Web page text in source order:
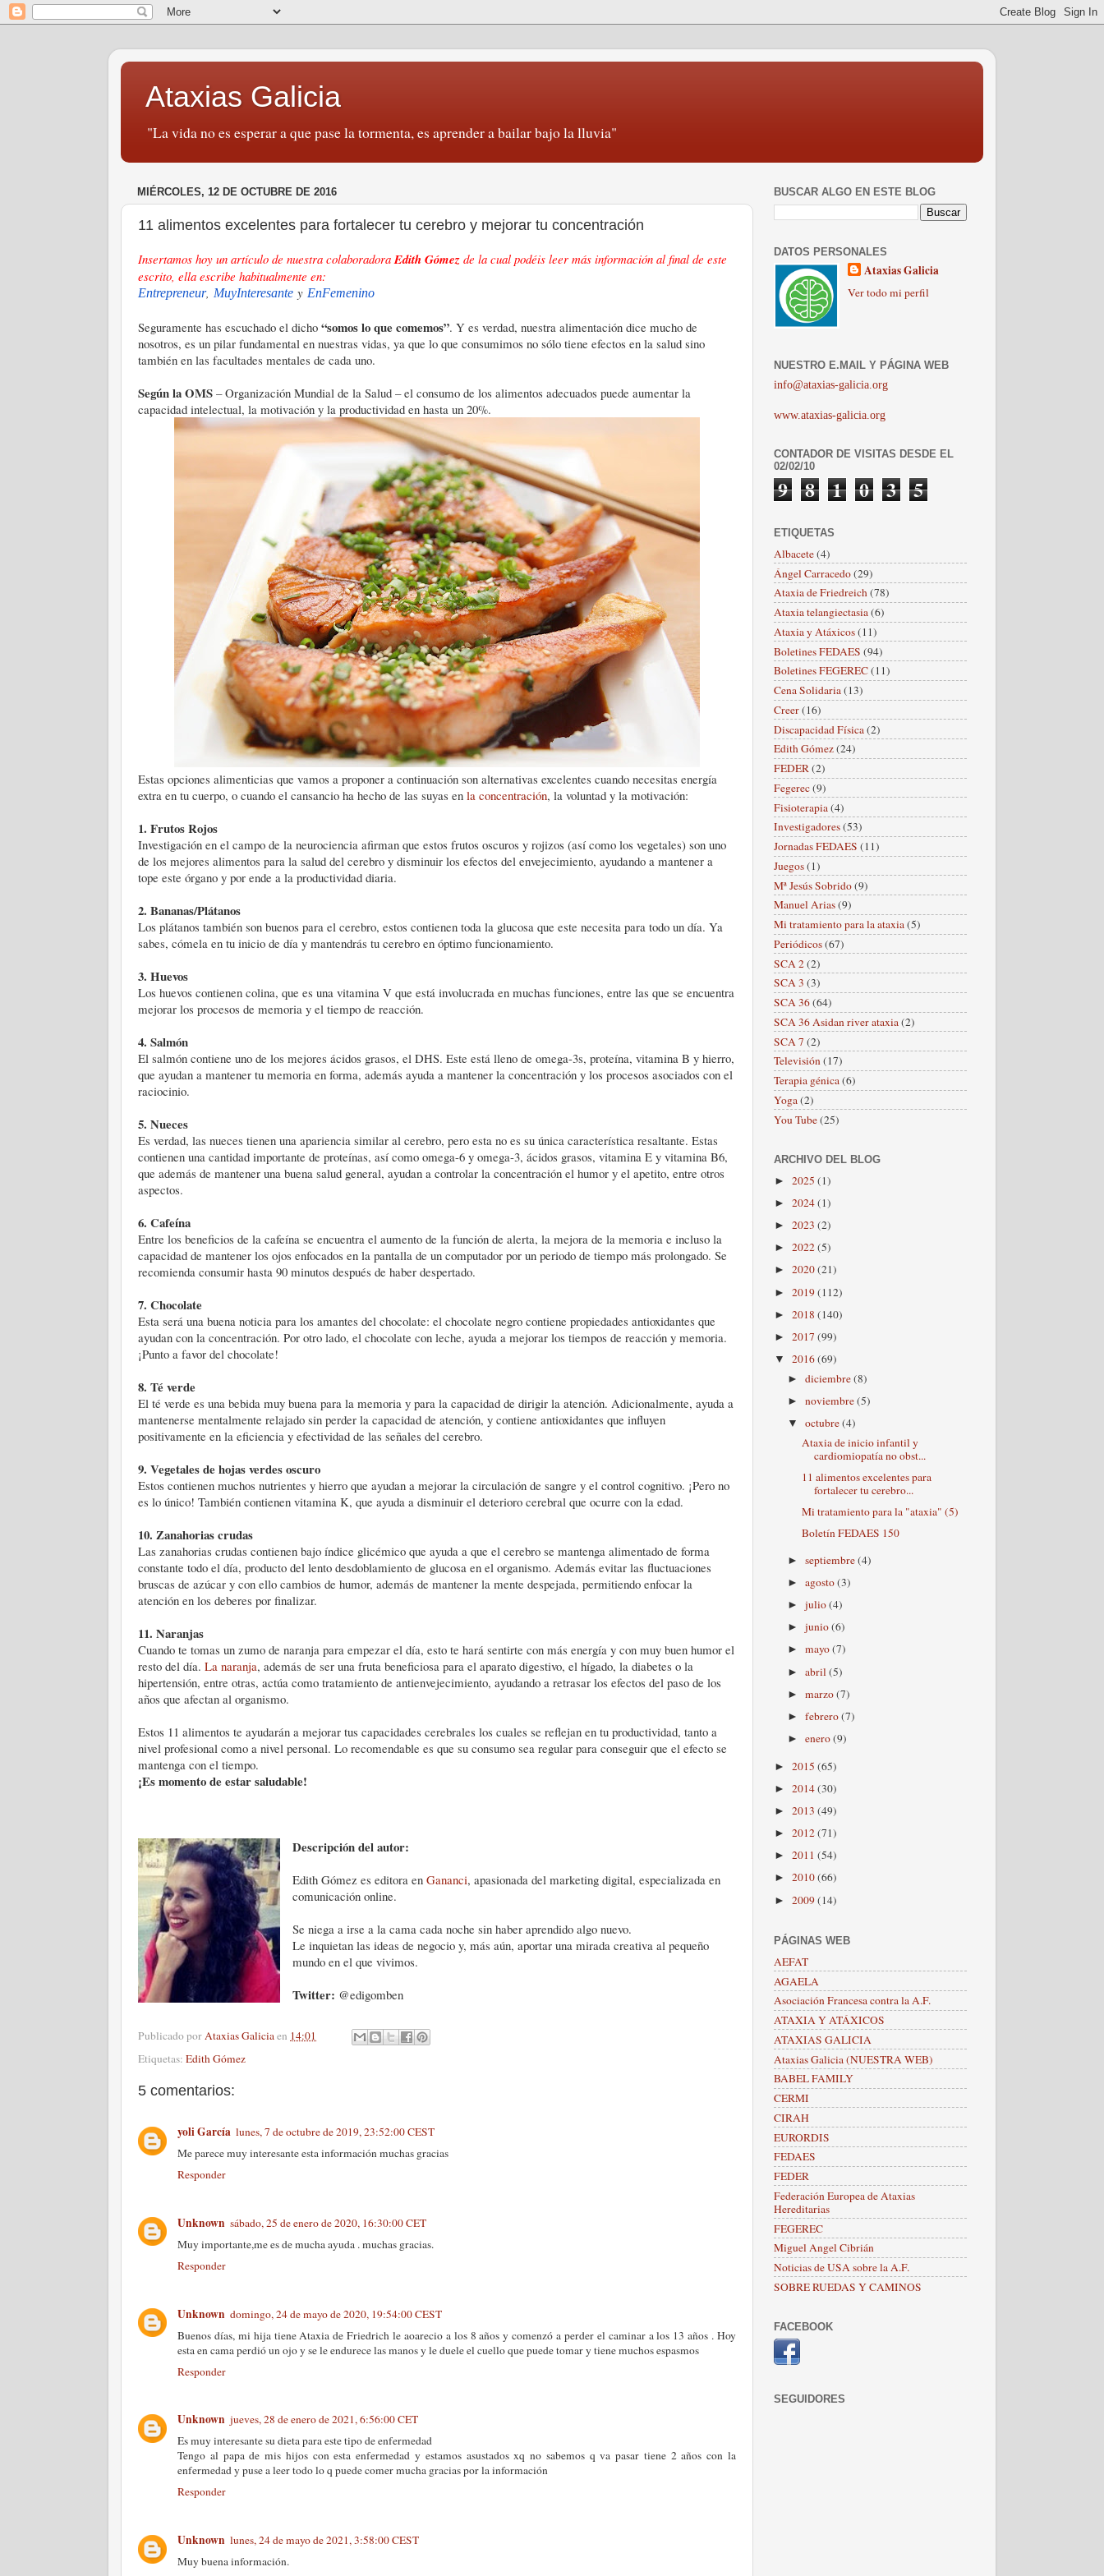
Ataxias Galicia
"La vida no es esperar a que pase la tormenta, es aprender a bailar bajo la lluvia"
MIÉRCOLES, 12 DE OCTUBRE DE 2016
11 alimentos excelentes para fortalecer tu cerebro y mejorar tu concentración
Insertamos hoy un artículo de nuestra colaboradoraEdith Gómez de la cual podéis leer más información al final de este
escrito, ella escribe habitualmente en:
Entrepreneur, MuyInteresante y EnFemenino
Seguramente has escuchado el dicho “somos lo que comemos”. Y es verdad, nuestra alimentación dice mucho de
nosotros, es un pilar fundamental en nuestras vidas, ya que lo que consumimos no sólo tiene efectos en la salud sino
también en las facultades mentales de cada uno.
Según la OMS – Organización Mundial de la Salud – el consumo de los alimentos adecuados puede aumentar la
capacidad intelectual, la motivación y la productividad en hasta un 20%.
Estas opciones alimenticias que vamos a proponer a continuación son alternativas excelentes cuando necesitas energía
extra en tu cuerpo, o cuando el cansancio ha hecho de las suyas en la concentración, la voluntad y la motivación:
1. Frutos Rojos
Investigación en el campo de la neurociencia afirman que estos frutos oscuros y rojizos (así como los vegetales) son uno
de los mejores alimentos para la salud del cerebro y disminuir los efectos del envejecimiento, ayudando a mantener a
tope este órgano y por ende a la productividad diaria.
2. Bananas/Plátanos
Los plátanos también son buenos para el cerebro, estos contienen toda la glucosa que este necesita para todo un día. Ya
sabes, cómela en tu inicio de día y mantendrás tu cerebro en óptimo funcionamiento.
3. Huevos
Los huevos contienen colina, que es una vitamina V que está involucrada en muchas funciones, entre las que se encuentra
mejorar los procesos de memoria y el tiempo de reacción.
4. Salmón
El salmón contiene uno de los mejores ácidos grasos, el DHS. Este está lleno de omega-3s, proteína, vitamina B y hierro,
que ayudan a mantener tu memoria en forma, además ayuda a mantener la concentración y los procesos asociados con el
raciocinio.
5. Nueces
Es verdad, las nueces tienen una apariencia similar al cerebro, pero esta no es su única característica resaltante. Estas
contienen una cantidad importante de proteínas, así como omega-6 y omega-3, ácidos grasos, vitamina E y vitamina B6,
que además de mantener una buena salud general, ayudan a controlar la concentración el humor y el apetito, entre otros
aspectos.
6. Cafeína
Entre los beneficios de la cafeína se encuentra el aumento de la función de alerta, la mejora de la memoria e incluso la
capacidad de mantener los ojos enfocados en la pantalla de un computador por un periodo de tiempo más prolongado. Se
recomienda consumir hasta 90 minutos después de haber despertado.
7. Chocolate
Esta será una buena noticia para los amantes del chocolate: el chocolate negro contiene propiedades antioxidantes que
ayudan con la concentración. Por otro lado, el chocolate con leche, ayuda a mejorar los tiempos de reacción y memoria.
¡Punto a favor del chocolate!
8. Té verde
El té verde es una bebida muy buena para la memoria y para la capacidad de dirigir la atención. Adicionalmente, ayuda a
mantenerse mentalmente relajado sin perder la capacidad de atención, y contiene antioxidantes que influyen
positivamente en la eficiencia y efectividad de las señales del cerebro.
9. Vegetales de hojas verdes oscuro
Estos contienen muchos nutrientes y hierro que ayudan a mejorar la circulación de sangre y el control cognitivo. ¡Pero no
es lo único! También contienen vitamina K, que ayuda a disminuir el deterioro cerebral que ocurre con la edad.
10. Zanahorias crudas
Las zanahorias crudas contienen bajo índice glicémico que ayuda a que el cerebro se mantenga alimentado de forma
constante todo el día, producto del lento desdoblamiento de glucosa en el organismo. Además evitar las fluctuaciones
bruscas de azúcar y con ello cambios de humor, además de mantener la mente despejada, permitiendo enfocar la
atención en los deberes por finalizar.
11. Naranjas
Cuando te tomas un zumo de naranja para empezar el día, esto te hará sentirte con más energía y con muy buen humor el
resto del día. La naranja, además de ser una fruta beneficiosa para el aparato digestivo, el hígado, la diabetes o la
hipertensión, entre otras, actúa como tratamiento de antienvejecimiento, ayudando a retrasar los efectos del paso de los
años que afectan al organismo.
Estos 11 alimentos te ayudarán a mejorar tus capacidades cerebrales los cuales se reflejan en tu productividad, tanto a
nivel profesional como a nivel personal. Lo recomendable es que su consumo sea regular para conseguir que el efecto se
mantenga con el tiempo.
¡Es momento de estar saludable!
Descripción del autor:
Edith Gómez es editora en Gananci, apasionada del marketing digital, especializada en
comunicación online.
Se niega a irse a la cama cada noche sin haber aprendido algo nuevo.
Le inquietan las ideas de negocio y, más aún, aportar una mirada creativa al pequeño
mundo en el que vivimos.
Twitter: @edigomben
Publicado porAtaxias Galiciaen 14:01
Etiquetas: Edith Gómez
5 comentarios:
yoli García lunes, 7 de octubre de 2019, 23:52:00 CEST
Me parece muy interesante esta información muchas gracias
Responder
Unknown sábado, 25 de enero de 2020, 16:30:00 CET
Muy importante,me es de mucha ayuda . muchas gracias.
Responder
Unknown domingo, 24 de mayo de 2020, 19:54:00 CEST
Buenos días, mi hija tiene Ataxia de Friedrich le aoarecio a los 8 años y comenzó a perder el caminar a los 13 años . Hoy
esta en cama perdió un ojo y se le endurece las manos y le duele el cuello que puede tomar y tiene muchos espasmos
Responder
Unknown jueves, 28 de enero de 2021, 6:56:00 CET
Es muy interesante su dieta para este tipo de enfermedad
Tengo al papa de mis hijos con esta enfermedad y estamos asustados xq no sabemos q va pasar tiene 2 años con la
enfermedad y puse a leer todo lo q puede comer mucha gracias por la información
Responder
Unknown lunes, 24 de mayo de 2021, 3:58:00 CEST
Muy buena información.
BUSCAR ALGO EN ESTE BLOG
DATOS PERSONALES
Ataxias Galicia
Ver todo mi perfil
NUESTRO E.MAIL Y PÁGINA WEB
info@ataxias-galicia.org
www.ataxias-galicia.org
CONTADOR DE VISITAS DESDE EL
02/02/10
9 8 1 0 3 5
ETIQUETAS
Albacete(4)
Ángel Carracedo(29)
Ataxia de Friedreich(78)
Ataxia telangiectasia(6)
Ataxia y Atáxicos(11)
Boletines FEDAES (94)
Boletines FEGEREC(11)
Cena Solidaria(13)
Creer(16)
Discapacidad Física(2)
Edith Gómez(24)
FEDER(2)
Fegerec(9)
Fisioterapia(4)
Investigadores(53)
Jornadas FEDAES (11)
Juegos(1)
Mª Jesús Sobrido(9)
Manuel Arias(9)
Mi tratamiento para la ataxia(5)
Periódicos(67)
SCA 2(2)
SCA 3 (3)
SCA 36(64)
SCA 36 Asidan river ataxia(2)
SCA 7 (2)
Televisión(17)
Terapia génica(6)
Yoga(2)
You Tube(25)
ARCHIVO DEL BLOG
► 2025 (1)
► 2024(1)
► 2023 (2)
► 2022(5)
► 2020(21)
► 2019(112)
► 2018 (140)
► 2017 (99)
▼ 2016(69)
►diciembre(8)
►noviembre(5)
▼octubre(4)
Ataxia de inicio infantil y
cardiomiopatía no obst...
11 alimentos excelentes para
fortalecer tu cerebro...
Mi tratamiento para la "ataxia" (5)
Boletín FEDAES 150
►septiembre(4)
►agosto(3)
►julio(4)
►junio(6)
►mayo(7)
►abril(5)
►marzo(7)
►febrero(7)
►enero(9)
► 2015 (65)
► 2014(30)
► 2013 (49)
► 2012(71)
► 2011 (54)
► 2010(66)
► 2009(14)
PÁGINAS WEB
AEFAT
AGAELA
Asociación Francesa contra la A.F.
ATAXIA Y ATÁXICOS
ATAXIAS GALICIA
Ataxias Galicia (NUESTRA WEB)
BABEL FAMILY
CERMI
CIRAH
EURORDIS
FEDAES
FEDER
Federación Europea de Ataxias
Hereditarias
FEGEREC
Miguel Angel Cibrián
Noticias de USA sobre la A.F.
SOBRE RUEDAS Y CAMINOS
FACEBOOK
SEGUIDORES